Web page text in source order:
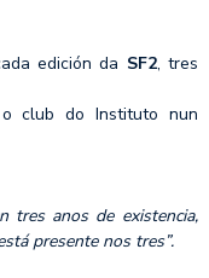
edición da SF2, tres
o club do Instituto nun
tres anos de existencia,
presente nos tres”.